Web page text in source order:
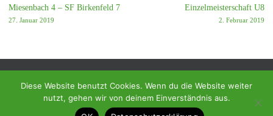
Miesenbach 4 – SF Birkenfeld 7
27. Januar 2019
Einzelmeisterschaft U8
2. Februar 2019
© 2018 - Homepage des SC Ramstein-Miesenbach
Diese Website benutzt Cookies. Wenn du die Website weiter
nutzt, gehen wir von deinem Einverständnis aus.